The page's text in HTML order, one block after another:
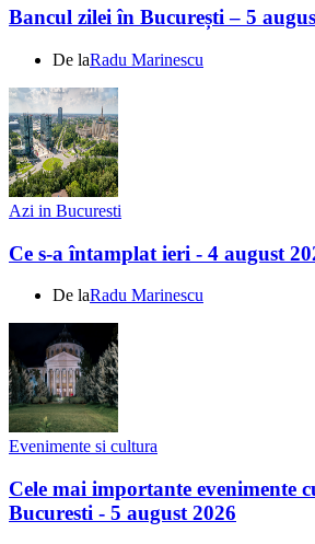
Bancul zilei în București – 5
De laRadu Marinescu
Azi in Bucuresti
Ce s-a întamplat ieri - 4 august
De laRadu Marinescu
Evenimente si cultura
Cele mai importante evenimente
Bucuresti - 5 august 2026